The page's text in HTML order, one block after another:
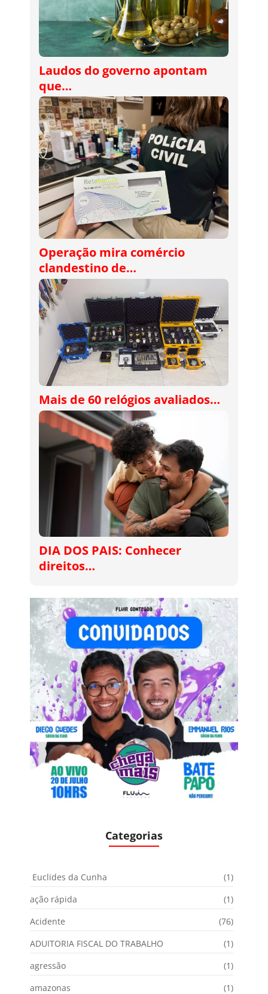
Laudos do governo apontam
que…
Operação mira comércio
clandestino de…
Mais de 60 relógios avaliados…
DIA DOS PAIS: Conhecer
direitos…
Categorias
Euclides da Cunha
(1)
ação rápida
(1)
Acidente
(76)
ADUITORIA FISCAL DO TRABALHO
(1)
agressão
(1)
amazonas
(1)